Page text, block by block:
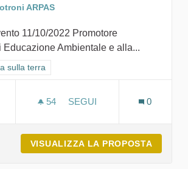
ARPAS
11/10/2022 Promotore
Educazione Ambientale e alla...
categoria: GOAL 15 - Vita sulla terra
sulla terra
54 54 SOSTENITORI
SEGUI
0
VISUALIZZA LA PROPOSTA